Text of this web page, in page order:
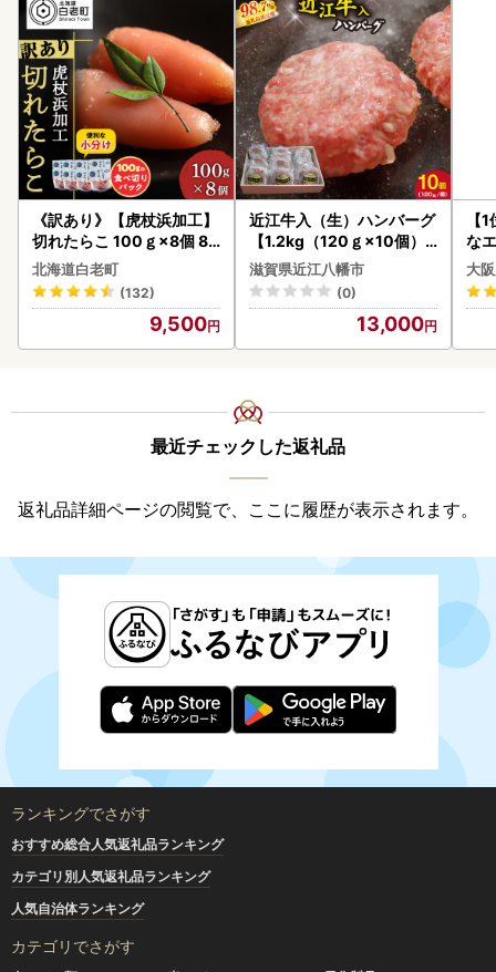
《訳あり》【虎杖浜加工】
切れたらこ 100ｇ×8個 80
0g AK081
北海道白老町
(132)
9,500
近江牛入（生）ハンバーグ
【1.2kg（120ｇ×10個）
】【AG09W】
滋賀県近江八幡市
(0)
13,000
【
な
大
最近チェックした返礼品
返礼品詳細ページの閲覧で、ここに履歴が表示されます。
ランキングでさがす
おすすめ総合人気返礼品ランキング
カテゴリ別人気返礼品ランキング
人気自治体ランキング
カテゴリでさがす